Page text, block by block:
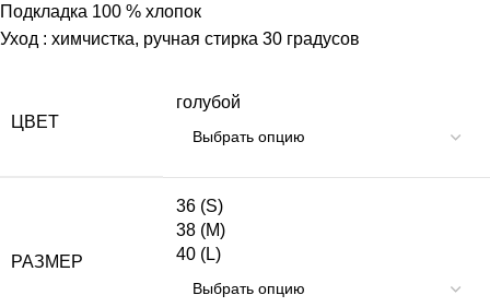
Подкладка 100 % хлопок
Уход : химчистка, ручная стирка 30 градусов
ЦВЕТ
голубой
РАЗМЕР
36 (S)
38 (M)
40 (L)